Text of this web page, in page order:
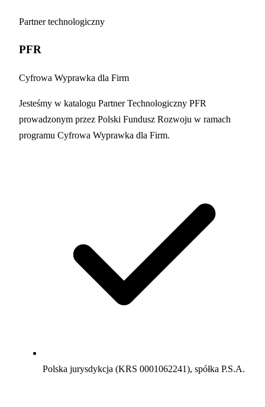
Partner technologiczny
PFR
Cyfrowa Wyprawka dla Firm
Jesteśmy w katalogu Partner Technologiczny PFR
prowadzonym przez Polski Fundusz Rozwoju w ramach
programu Cyfrowa Wyprawka dla Firm.
Polska jurysdykcja (KRS 0001062241), spółka P.S.A.